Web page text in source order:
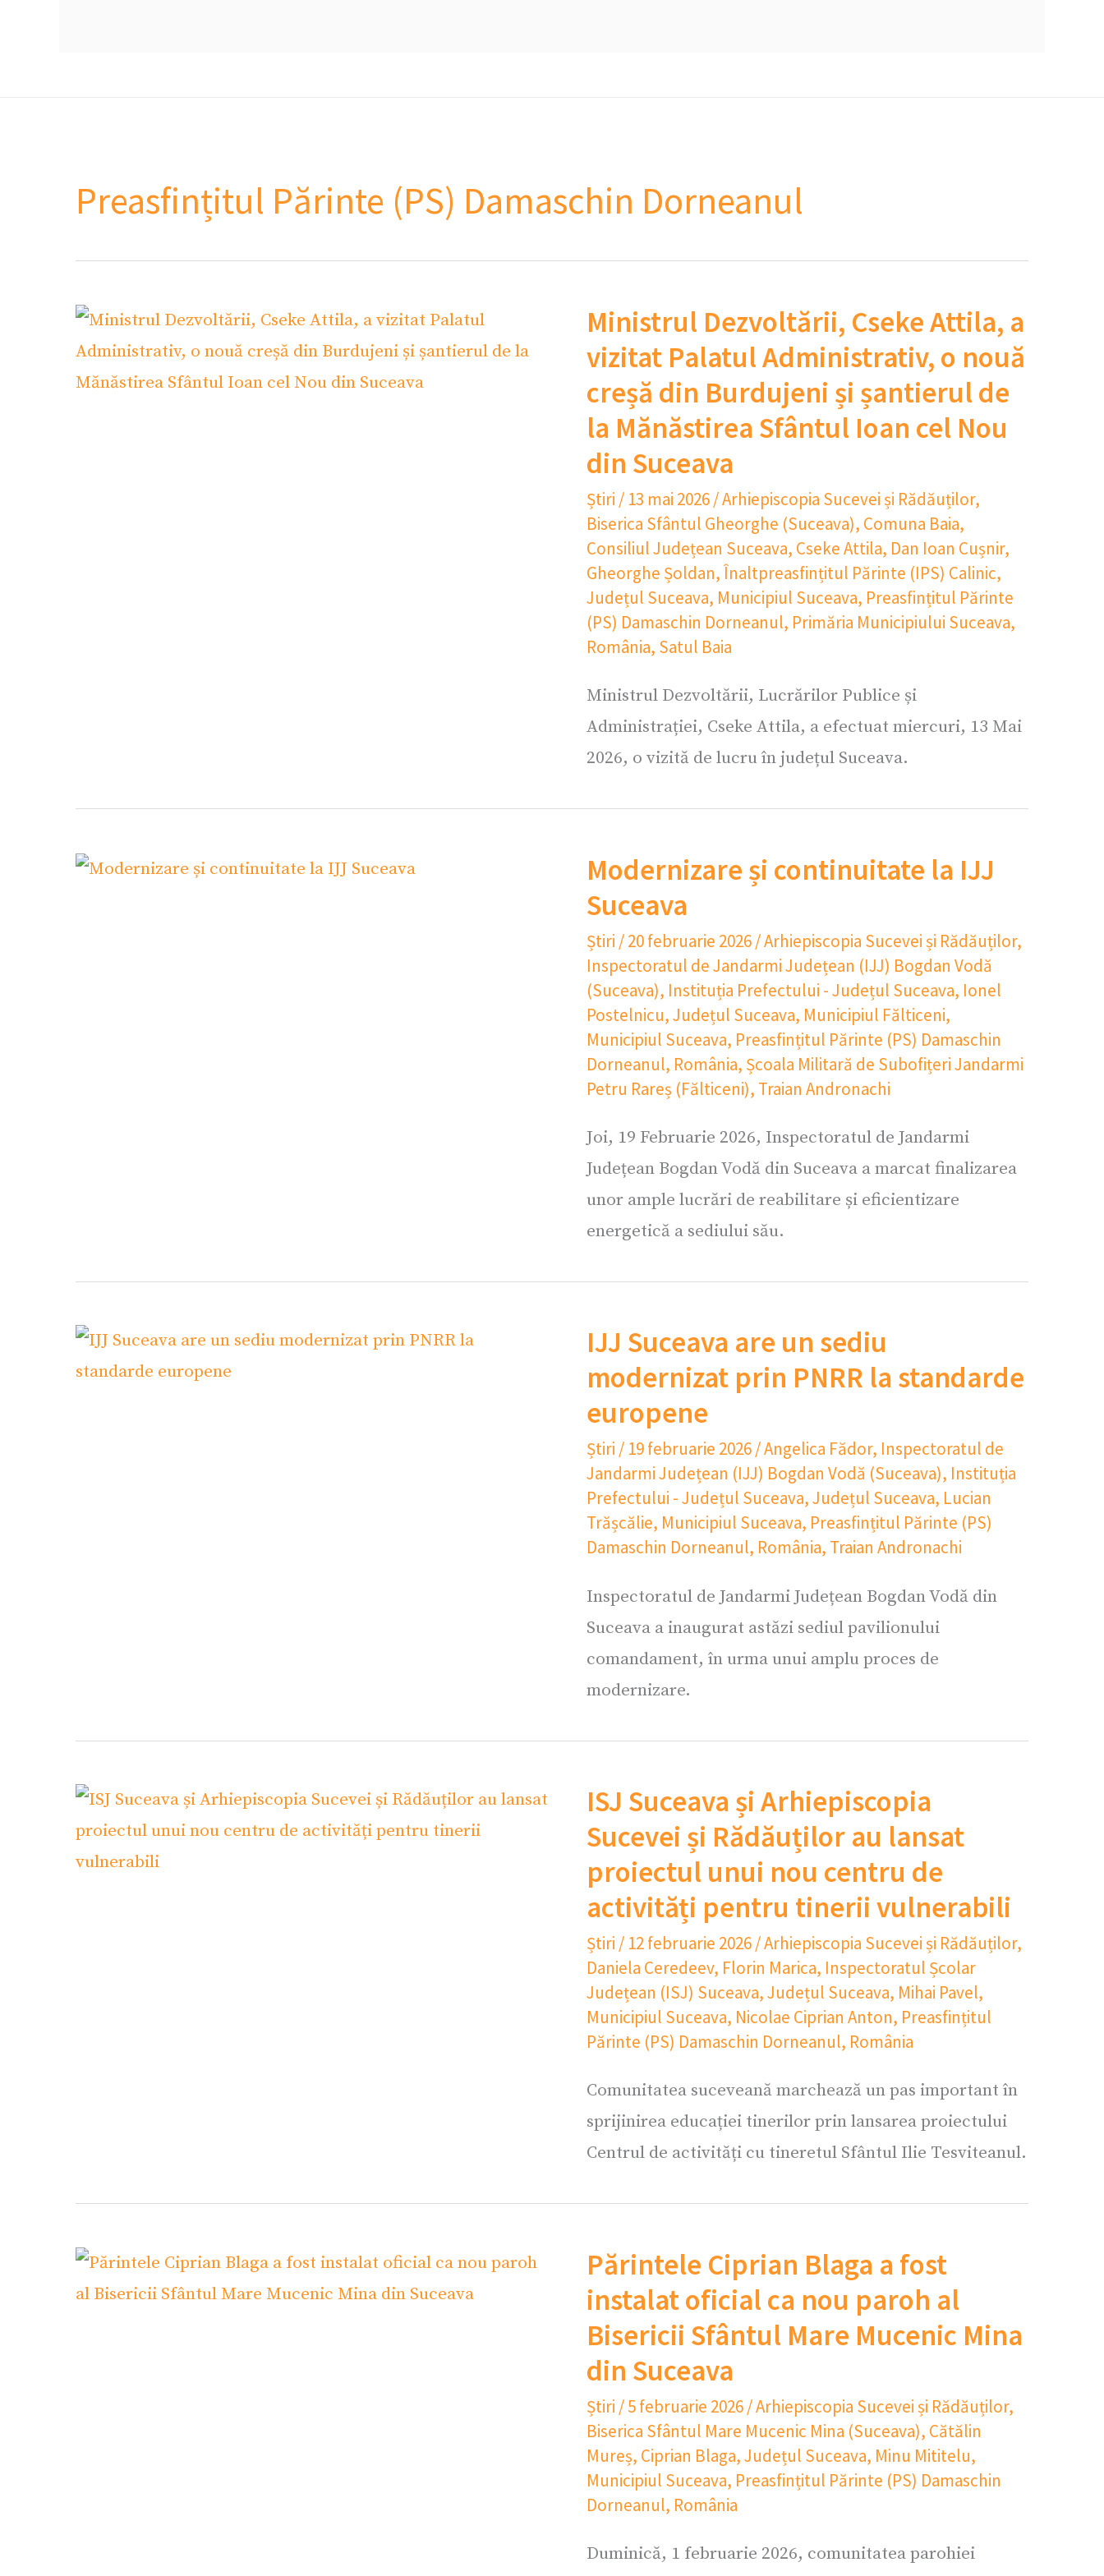
Preasfințitul Părinte (PS) Damaschin Dorneanul
Ministrul Dezvoltării, Cseke Attila, a
vizitat Palatul Administrativ, o nouă
creșă din Burdujeni și șantierul de
la Mănăstirea Sfântul Ioan cel Nou
din Suceava
Știri / 13 mai 2026/Arhiepiscopia Sucevei și Rădăuților,
Biserica Sfântul Gheorghe (Suceava), Comuna Baia,
Consiliul Județean Suceava, Cseke Attila, Dan Ioan Cușnir,
Gheorghe Șoldan,Înaltpreasfințitul Părinte (IPS) Calinic,
Județul Suceava, Municipiul Suceava, Preasfințitul Părinte
(PS) Damaschin Dorneanul, Primăria Municipiului Suceava,
România, Satul Baia
Ministrul Dezvoltării, Lucrărilor Publice și
Administrației, Cseke Attila, a efectuat miercuri, 13 Mai
2026, o vizită de lucru în județul Suceava.
Modernizare și continuitate la IJJ
Suceava
Știri /20 februarie 2026/Arhiepiscopia Sucevei și Rădăuților,
Inspectoratul de Jandarmi Județean (IJJ) Bogdan Vodă
(Suceava), Instituția Prefectului - Județul Suceava, Ionel
Postelnicu,Județul Suceava, Municipiul Fălticeni,
Municipiul Suceava, Preasfințitul Părinte (PS) Damaschin
Dorneanul, România, Școala Militară de Subofițeri Jandarmi
Petru Rareș (Fălticeni), Traian Andronachi
Joi, 19 Februarie 2026, Inspectoratul de Jandarmi
Județean Bogdan Vodă din Suceava a marcat finalizarea
unor ample lucrări de reabilitare și eficientizare
energetică a sediului său.
IJJ Suceava are un sediu
modernizat prin PNRR la standarde
europene
Știri / 19 februarie 2026/Angelica Fădor, Inspectoratul de
Jandarmi Județean (IJJ) Bogdan Vodă (Suceava), Instituția
Prefectului - Județul Suceava,Județul Suceava, Lucian
Trășcălie, Municipiul Suceava, Preasfințitul Părinte (PS)
Damaschin Dorneanul, România, Traian Andronachi
Inspectoratul de Jandarmi Județean Bogdan Vodă din
Suceava a inaugurat astăzi sediul pavilionului
comandament, în urma unui amplu proces de
modernizare.
ISJ Suceava și Arhiepiscopia
Sucevei și Rădăuților au lansat
proiectul unui nou centru de
activități pentru tinerii vulnerabili
Știri / 12 februarie 2026/Arhiepiscopia Sucevei și Rădăuților,
Daniela Ceredeev, Florin Marica, Inspectoratul Școlar
Județean (ISJ) Suceava,Județul Suceava, Mihai Pavel,
Municipiul Suceava, Nicolae Ciprian Anton, Preasfințitul
Părinte (PS) Damaschin Dorneanul, România
Comunitatea suceveană marchează un pas important în
sprijinirea educației tinerilor prin lansarea proiectului
Centrul de activități cu tineretul Sfântul Ilie Tesviteanul.
Părintele Ciprian Blaga a fost
instalat oficial ca nou paroh al
Bisericii Sfântul Mare Mucenic Mina
din Suceava
Știri /5 februarie 2026/Arhiepiscopia Sucevei și Rădăuților,
Biserica Sfântul Mare Mucenic Mina (Suceava), Cătălin
Mureș, Ciprian Blaga,Județul Suceava, Minu Mititelu,
Municipiul Suceava, Preasfințitul Părinte (PS) Damaschin
Dorneanul, România
Duminică, 1 februarie 2026, comunitatea parohiei